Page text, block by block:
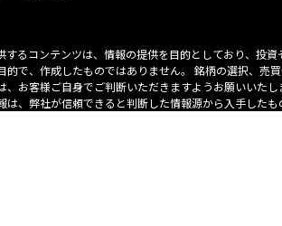
するコンテンツは、情報の提供を目的としており、投資
的で、作成したものではありません。 銘柄の選択、売
、お客様ご自身でご判断いただきますようお願いいたし
は、弊社が信頼できると判断した情報源から入手したも